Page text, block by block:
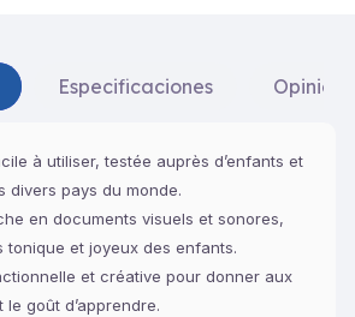
Especificaciones
à utiliser, testée auprès d’enfants et
divers pays du monde.
en documents visuels et sonores,
tonique et joyeux des enfants.
et créative pour donner aux
goût d’apprendre.